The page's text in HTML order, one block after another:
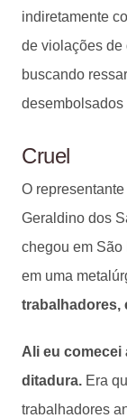
indiretamente
de violações de
buscando
desembolsados
Cruel
O
Geraldino dos
chegou em São
em uma
trabalhadores,
Ali eu comecei
ditadura. Era
trabalhadores